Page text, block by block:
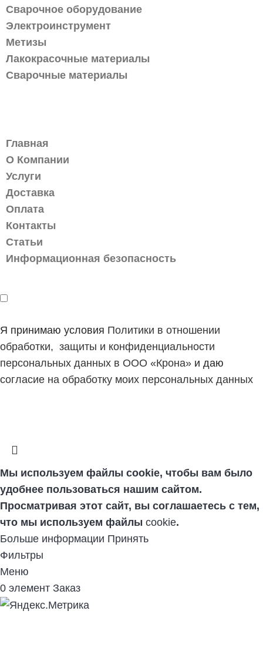
Сварочное оборудование
Электроинструмент
Метизы
Лакокрасочные материалы
Сварочные материалы
Главная
О Компании
Услуги
Доставка
Оплата
Контакты
Статьи
Информационная безопасность
Я принимаю условия Политики в отношении
обработки, защиты и конфиденциальности
персональных данных в ООО «Крона» и даю
согласие на обработку моих персональных данных
Мы используем файлы cookie, чтобы вам было
удобнее пользоваться нашим сайтом.
Просматривая этот сайт, вы соглашаетесь с тем,
что мы используем файлы cookie.
Больше информации Принять
Фильтры
Меню
0 элемент Заказ